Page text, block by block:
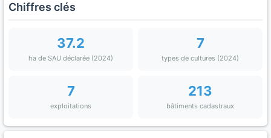
Chiffres clés
37.2
ha de SAU déclarée (2024)
7
types de cultures (2024)
7
exploitations
213
bâtiments cadastraux